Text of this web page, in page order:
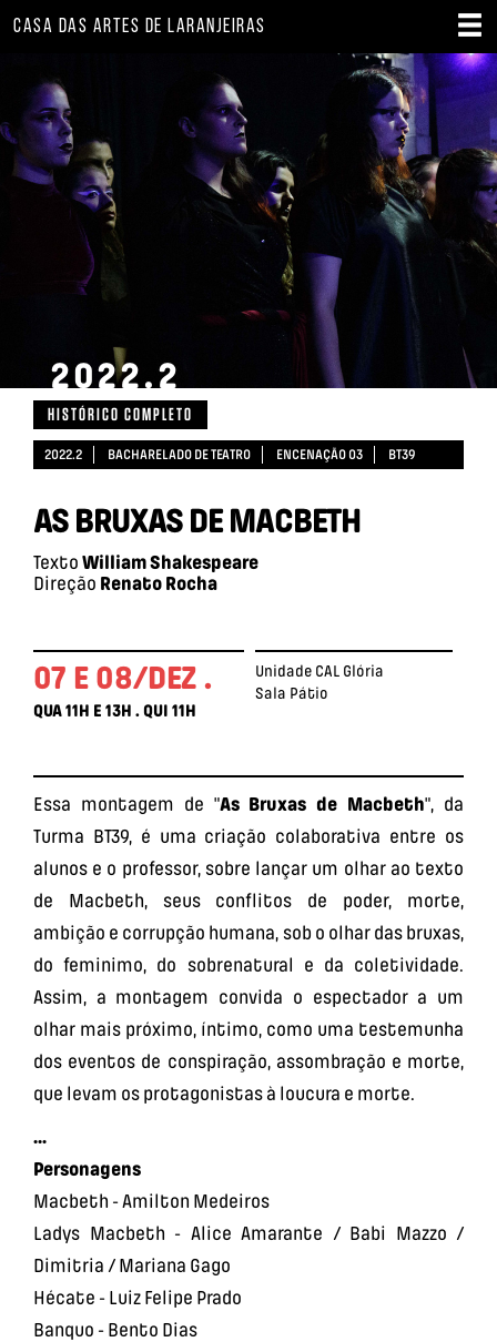
CASA DAS ARTES DE LARANJEIRAS
2022.2
HISTÓRICO COMPLETO
2022.2 BACHARELADO DE TEATRO ENCENAÇÃO 03 BT39
AS BRUXAS DE MACBETH
Texto William Shakespeare
Direção Renato Rocha
07 E 08/DEZ .
QUA 11H E 13H . QUI 11H
Unidade CAL Glória
Sala Pátio
Essa montagem de "As Bruxas de Macbeth", da
Turma BT39, é uma criação colaborativa entre os
alunos e o professor, sobre lançar um olhar ao texto
de Macbeth, seus conflitos de poder, morte,
ambição e corrupção humana, sob o olhar das bruxas,
do feminimo, do sobrenatural e da coletividade.
Assim, a montagem convida o espectador a um
olhar mais próximo, íntimo, como uma testemunha
dos eventos de conspiração, assombração e morte,
que levam os protagonistas à loucura e morte.
...
Personagens
Macbeth - Amilton Medeiros
Ladys Macbeth - Alice Amarante / Babi Mazzo /
Dimitria / Mariana Gago
Hécate - Luiz Felipe Prado
Banquo - Bento Dias